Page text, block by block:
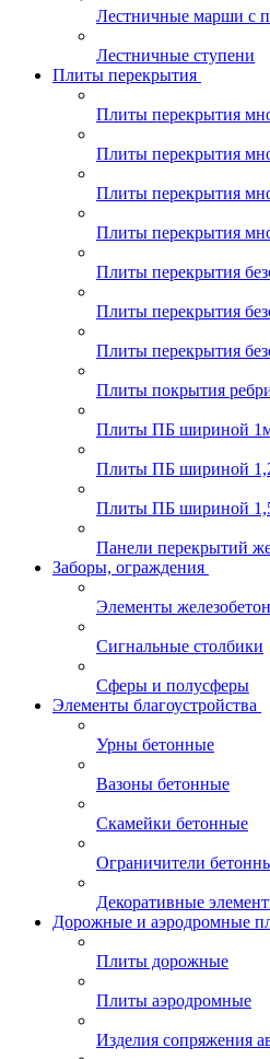
Лестничные марши с
Лестничные ступени
Плиты перекрытия
Плиты перекрытия
Плиты перекрытия
Плиты перекрытия
Плиты перекрытия
Плиты перекрытия
Плиты перекрытия
Плиты перекрытия
Плиты покрытия
Плиты ПБ шириной 1м.
Плиты ПБ шириной
Плиты ПБ шириной
Панели перекрытий
Заборы, ограждения
Элементы
Сигнальные столбики
Сферы и полусферы
Элементы благоустройства
Урны бетонные
Вазоны бетонные
Скамейки бетонные
Ограничители
Декоративные
Дорожные и аэродромные
Плиты дорожные
Плиты аэродромные
Изделия сопряжения